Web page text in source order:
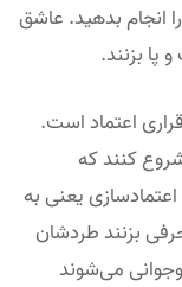
انجام بدهید. عاشق
پا بزنند.
اعتماد است.
کنند که
یعنی به
بزنند طردشان
می‌شوند